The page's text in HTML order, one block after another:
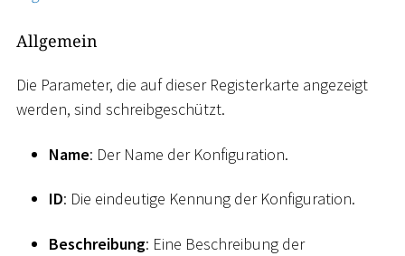
Allgemein
Die Parameter, die auf dieser Registerkarte angezeigt
werden, sind schreibgeschützt.
Name: Der Name der Konfiguration.
ID: Die eindeutige Kennung der Konfiguration.
Beschreibung: Eine Beschreibung der